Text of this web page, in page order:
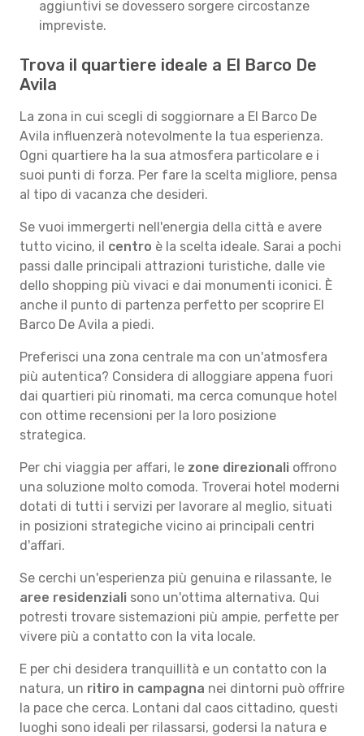
aggiuntivi se dovessero sorgere circostanze
impreviste.
Trova il quartiere ideale a El Barco De
Avila
La zona in cui scegli di soggiornare a El Barco De
Avila influenzerà notevolmente la tua esperienza.
Ogni quartiere ha la sua atmosfera particolare e i
suoi punti di forza. Per fare la scelta migliore, pensa
al tipo di vacanza che desideri.
Se vuoi immergerti nell'energia della città e avere
tutto vicino, il centro è la scelta ideale. Sarai a pochi
passi dalle principali attrazioni turistiche, dalle vie
dello shopping più vivaci e dai monumenti iconici. È
anche il punto di partenza perfetto per scoprire El
Barco De Avila a piedi.
Preferisci una zona centrale ma con un'atmosfera
più autentica? Considera di alloggiare appena fuori
dai quartieri più rinomati, ma cerca comunque hotel
con ottime recensioni per la loro posizione
strategica.
Per chi viaggia per affari, le zone direzionali offrono
una soluzione molto comoda. Troverai hotel moderni
dotati di tutti i servizi per lavorare al meglio, situati
in posizioni strategiche vicino ai principali centri
d'affari.
Se cerchi un'esperienza più genuina e rilassante, le
aree residenziali sono un'ottima alternativa. Qui
potresti trovare sistemazioni più ampie, perfette per
vivere più a contatto con la vita locale.
E per chi desidera tranquillità e un contatto con la
natura, un ritiro in campagna nei dintorni può offrire
la pace che cerca. Lontani dal caos cittadino, questi
luoghi sono ideali per rilassarsi, godersi la natura e